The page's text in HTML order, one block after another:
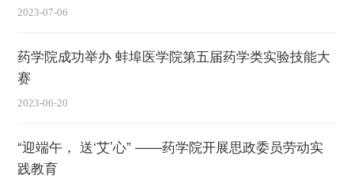
2023-07-06
药学院成功举办 蚌埠医学院第五届药学类实验技能大
赛
2023-06-20
“迎端午， 送‘艾’心” ——药学院开展思政委员劳动实
践教育